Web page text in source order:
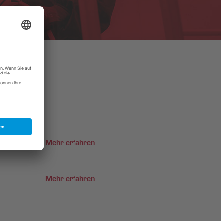
Mehr erfahren
Mehr erfahren